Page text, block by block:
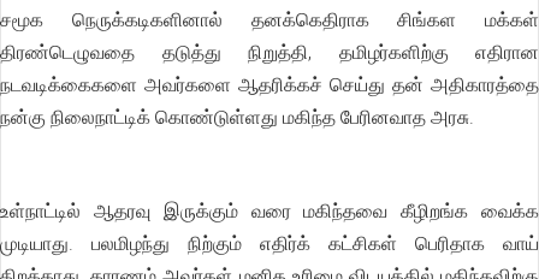
சமூக நெருக்கடிகளினால் தனக்கெதிராக சிங்கள மக்கள்
திரண்டெழுவதை தடுத்து நிறுத்தி, தமிழர்களிற்கு எதிரான
நடவடிக்கைகளை அவர்களை ஆதரிக்கச் செய்து தன் அதிகாரத்தை
நன்கு நிலைநாட்டிக் கொண்டுள்ளது மகிந்த பேரினவாத அரசு.
உள்நாட்டில் ஆதரவு இருக்கும் வரை மகிந்தவை கீழிறங்க வைக்க
முடியாது. பலமிழந்து நிற்கும் எதிர்க் கட்சிகள் பெரிதாக வாய்